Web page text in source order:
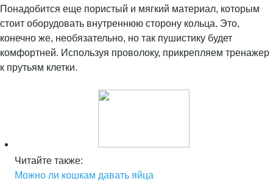
Понадобится еще пористый и мягкий материал, которым
стоит оборудовать внутреннюю сторону кольца. Это,
конечно же, необязательно, но так пушистику будет
комфортней. Используя проволоку, прикрепляем тренажер
к прутьям клетки.
Читайте также:
Можно ли кошкам давать яйца